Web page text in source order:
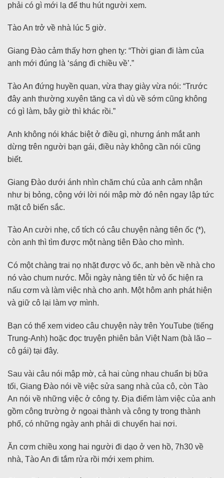
phải có gì mới lạ để thu hút người xem.
Tào An trở về nhà lúc 5 giờ.
Giang Đào cảm thấy hơn ghen tỵ: “Thời gian đi làm của
anh mới đúng là ‘sáng đi chiều về’.”
Tào An đứng huyền quan, vừa thay giày vừa nói: “Trước
đây anh thường xuyên tăng ca vì dù về sớm cũng không
có gì làm, bây giờ thì khác rồi.”
Anh không nói khác biệt ở điều gì, nhưng ánh mắt anh
dừng trên người bạn gái, điều này không cần nói cũng
biết.
Giang Đào dưới ánh nhìn chăm chú của anh cảm nhận
như bị bỏng, cộng với lời nói mập mờ đó nên ngay lập tức
mặt cô biến sắc.
Tào An cười nhẹ, cổ tích có câu chuyện nàng tiên ốc (*),
còn anh thì tìm được một nàng tiên Đào cho mình.
Có một chàng trai nọ nhặt được vỏ ốc, anh bèn về nhà cho
nó vào chum nước. Mỗi ngày nàng tiên từ vỏ ốc hiện ra
nấu cơm và làm việc nhà cho anh. Một hôm anh phát hiện
và giữ cô lại làm vợ mình.
Bạn có thể xem video câu chuyện này trên YouTube (tiếng
Trung-Anh) hoặc đọc truyện phiên bản Việt Nam (bà lão –
cô gái) tại đây.
Sau vài câu nói mập mờ, cả hai cùng nhau chuẩn bị bữa
tối, Giang Đào nói về việc sửa sang nhà của cô, còn Tào
An nói về những việc ở công ty. Địa điểm làm việc của anh
gồm công trường ở ngoại thành và công ty trong thành
phố, có những ngày anh phải di chuyển hai nơi.
Ăn cơm chiều xong hai người đi dạo ở ven hồ, 7h30 về
nhà, Tào An đi tắm rửa rồi mới xem phim.